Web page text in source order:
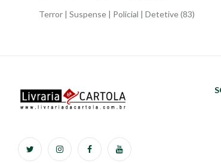
Terror | Suspense | Policial | Detetive(83)